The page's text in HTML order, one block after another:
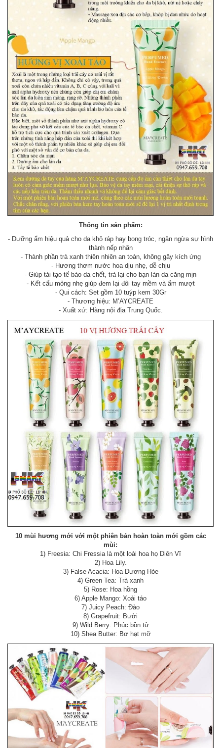
Thông tin sản phẩm:
- Dưỡng ẩm hiệu quả cho da khô ráp hay bong tróc, ngăn ngừa sự hình
thành nếp nhăn
- Thành phần trà xanh thiên nhiên an toàn, không gây kích ứng
- Hương thơm nước hoa dịu nhẹ, dễ chịu
- Giúp tái tạo tế bào da chết, trả lại cho bạn làn da căng mịn
- Kết cấu mỏng nhẹ giúp đem lại đôi tay mềm và ẩm mượt
- Qui cách: Set gồm 10 tuýp kem 30Gr
- Thương hiệu: M’AYCREATE
- Xuất xứ: Hàng nội địa Trung Quốc.
10 mùi hương mới với một phiên bản hoàn toàn mới gồm các
mùi:
1) Freesia: Chi Fressia là một loài hoa họ Diên Vĩ
2) Hoa Lily.
3) False Acacia: Hoa Dương Hòe
4) Green Tea: Trà xanh
5) Rose: Hoa hồng
6) Apple Mango: Xoài táo
7) Juicy Peach: Đào
8) Grapefruit: Bưởi
9) Wild Berry: Phúc bồn tử
10) Shea Butter: Bơ hạt mỡ